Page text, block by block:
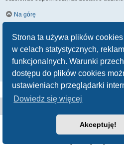
Strona ta używa plików
w celach statystycznych,
funkcjonalnych. Warunki
dostępu do plików cookies
ustawieniach przeglądarki
Dowiedz się więcej
Akceptuję!
Na górę
Jak nawiązać kontakt z administratorem
Wszyscy użytkownicy witryny mogą
przez administratora witryny – formularza
mogą także używać odnośnika „Zespół
Na górę
Technologię dostarczaphpBB®
Polski pakiet językowy